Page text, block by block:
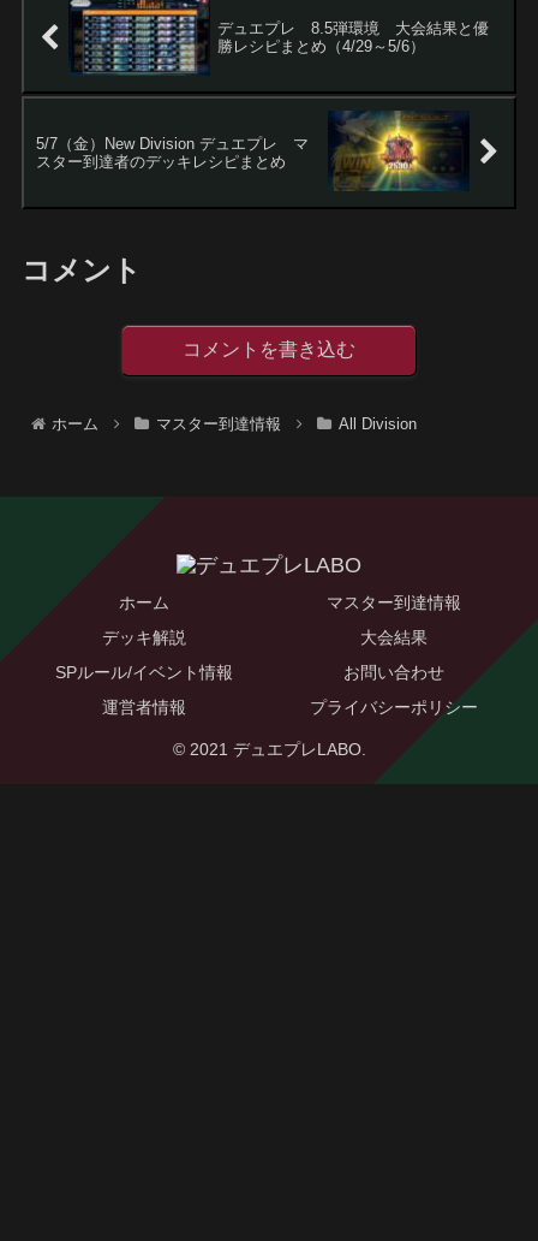
デュエプレ 8.5弾環境 大会結果と優
勝レシピまとめ（4/29～5/6）
5/7（金）New Division デュエプレ マ
スター到達者のデッキレシピまとめ
コメント
コメントを書き込む
ホーム マスター到達情報 All Division
ホーム
マスター到達情報
デッキ解説
大会結果
SPルール/イベント情報
お問い合わせ
運営者情報
プライバシーポリシー
© 2021 デュエプレLABO.